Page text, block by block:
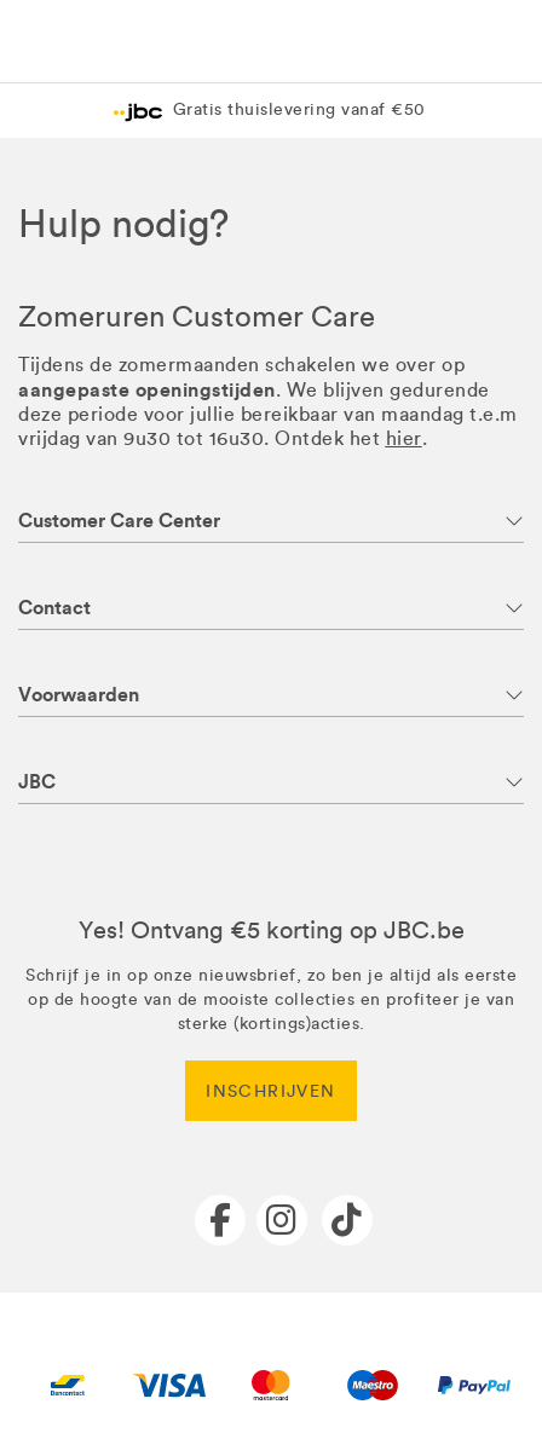
Levering in 1 pakket
Gratis levering in JBC-winkel
Hulp nodig?
Zomeruren Customer Care
Tijdens de zomermaanden schakelen we over op
aangepaste openingstijden. We blijven gedurende
deze periode voor jullie bereikbaar van maandag t.e.m
vrijdag van 9u30 tot 16u30. Ontdek het hier.
Customer Care Center
Contact
Voorwaarden
JBC
Yes! Ontvang €5 korting op JBC.be
Schrijf je in op onze nieuwsbrief, zo ben je altijd als eerste
op de hoogte van de mooiste collecties en profiteer je van
sterke (kortings)acties.
INSCHRIJVEN